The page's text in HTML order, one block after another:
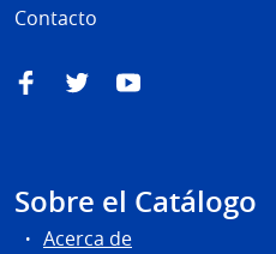
Contacto
FacebookTwitterYouTube
Sobre el Catálogo
Acerca de